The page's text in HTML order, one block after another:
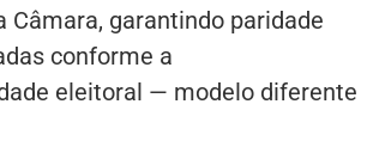
Câmara, garantindo paridade
conforme a
eleitoral — modelo diferente